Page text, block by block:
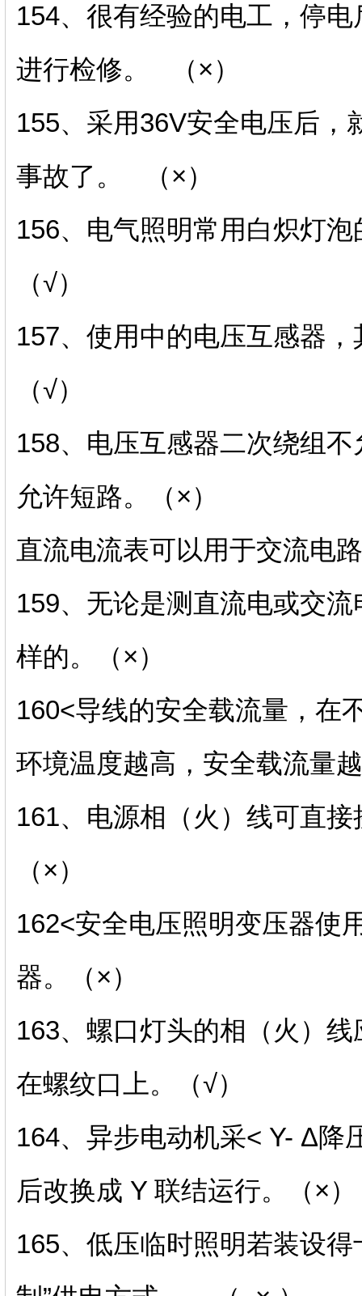
154、很有经验的电工，停
进行检修。 （×）
155、采用36V安全电压后，
事故了。 （×）
156、电气照明常用白炽灯
（√）
157、使用中的电压互感器
（√）
158、电压互感器二次绕组
允许短路。（×）
直流电流表可以用于交流电
159、无论是测直流电或交
样的。（×）
160<导线的安全载流量，在
环境温度越高，安全载流量
161、电源相（火）线可直
（×）
162<安全电压照明变压器使
器。（×）
163、螺口灯头的相（火）
在螺纹口上。（√）
164、异步电动机采< Y- Δ降
后改换成 Y 联结运行。（×）
165、低压临时照明若装设